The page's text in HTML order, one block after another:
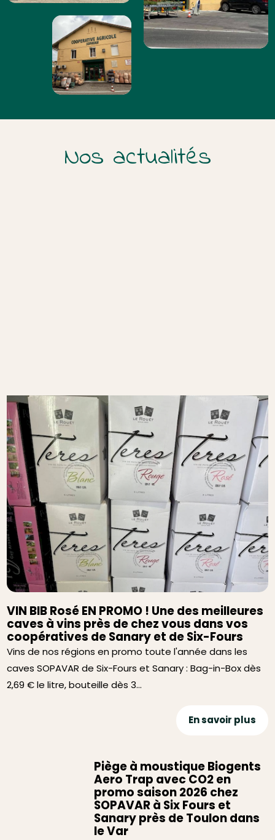
Nos actualités
VIN BIB Rosé EN PROMO ! Une des meilleures
caves à vins près de chez vous dans vos
coopératives de Sanary et de Six-Fours
Vins de nos régions en promo toute l'année dans les
caves SOPAVAR de Six-Fours et Sanary : Bag-in-Box dès
2,69 € le litre, bouteille dès 3...
En savoir plus
Piège à moustique Biogents
Aero Trap avec CO2 en
promo saison 2026 chez
SOPAVAR à Six Fours et
Sanary près de Toulon dans
le Var